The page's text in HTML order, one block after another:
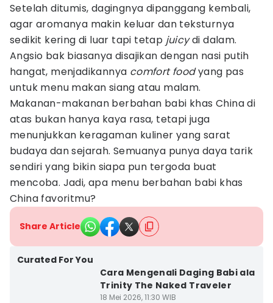
Setelah ditumis, dagingnya dipanggang kembali,
agar aromanya makin keluar dan teksturnya
sedikit kering di luar tapi tetap juicydi dalam.
Angsio bak biasanya disajikan dengan nasi putih
hangat, menjadikannya comfort foodyang pas
untuk menu makan siang atau malam.
Makanan-makanan berbahan babi khas China di
atas bukan hanya kaya rasa, tetapi juga
menunjukkan keragaman kuliner yang sarat
budaya dan sejarah. Semuanya punya daya tarik
sendiri yang bikin siapa pun tergoda buat
mencoba. Jadi, apa menu berbahan babi khas
China favoritmu?
Share Article
Curated For You
Cara Mengenali Daging Babi ala
Trinity The Naked Traveler
18 Mei 2026, 11:30 WIB